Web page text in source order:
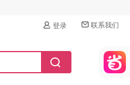
登录 联系我们